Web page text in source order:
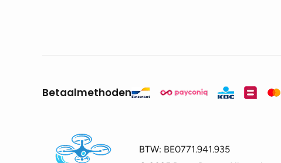
Betaalmethoden
BTW: BE0771.941.935